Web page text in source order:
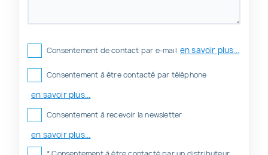
Consentement de contact par e-mail en savoir plus...
Consentement à être contacté par téléphone
en savoir plus...
Consentement à recevoir la newsletter
en savoir plus...